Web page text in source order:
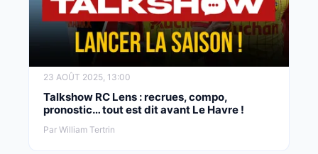
23 AOÛT 2025, 13:00
Talkshow RC Lens : recrues, compo,
pronostic… tout est dit avant Le Havre !
Par William Tertrin